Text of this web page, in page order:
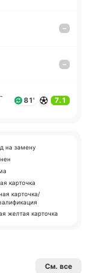
–
–
81' 7.1
на замену
карточка
карточка/
желтая карточка
См. все